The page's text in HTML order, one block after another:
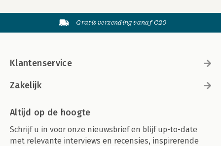
Gratis verzending vanaf €20
Klantenservice
Zakelijk
Altijd op de hoogte
Schrijf u in voor onze nieuwsbrief en blijf up-to-date
met relevante interviews en recensies, inspirerende